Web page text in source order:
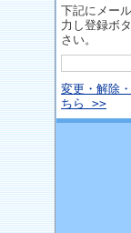
下記にメー
力し登録ボ
さい。
変更・解除
ちら >>